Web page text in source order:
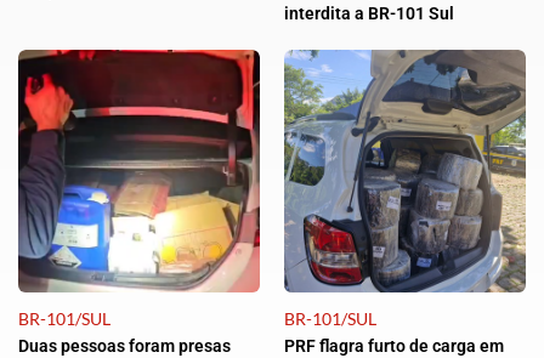
interdita a BR-101 Sul
BR-101/SUL
Duas pessoas foram presas
BR-101/SUL
PRF flagra furto de carga em